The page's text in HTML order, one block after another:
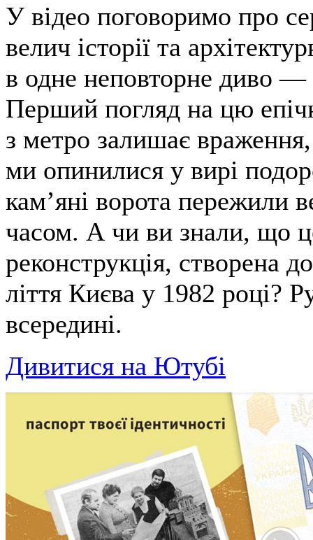
У відео поговоримо про
велич історії та
в одне неповторне диво —
Перший погляд на цю
з метро залишає
ми опинилися у вирі
камʼяні ворота пережили
часом. А чи ви знали, що
реконструкція, створена
ліття Києва у 1982 році?
всередині.
Дивитися на Ютубі